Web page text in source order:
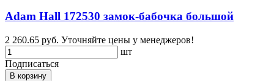
Adam Hall 172530 замок-бабочка большой
2 260.65 руб. Уточняйте цены у менеджеров!
шт
Подписаться
В корзину